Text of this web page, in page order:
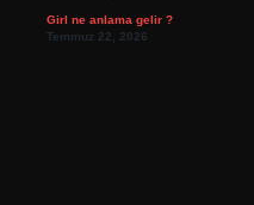
Girl ne anlama gelir ?
Temmuz 22, 2026